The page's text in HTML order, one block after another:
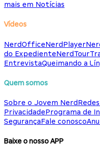
mais em Notícias
Vídeos
NerdOfficeNerdPlayer
do ExpedienteNerdTour
EntrevistaQueimando a
Quem somos
Sobre o Jovem Nerd
PrivacidadePrograma de
SegurançaFale conosco
Baixe o nosso APP